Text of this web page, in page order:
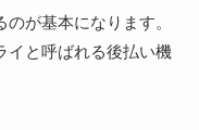
が基本になります。
イと呼ばれる後払い機